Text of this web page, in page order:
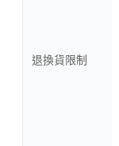
退換貨限制